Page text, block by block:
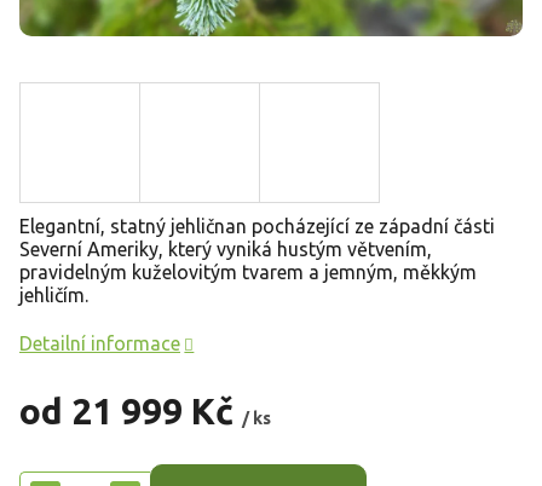
od 21 999 Kč / ks
cena:
Elegantní, statný jehličnan pocházející ze západní části
Severní Ameriky, který vyniká hustým větvením,
pravidelným kuželovitým tvarem a jemným, měkkým
jehličím.
Detailní informace